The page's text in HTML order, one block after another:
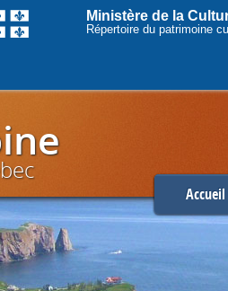
Ministère de la
Répertoire du patrimoine
Accueil